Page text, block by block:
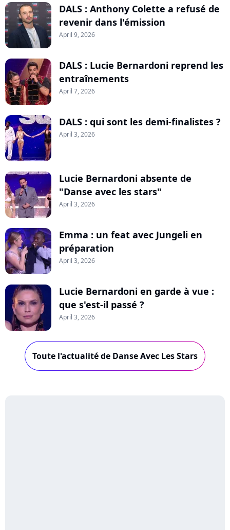
DALS : Anthony Colette a refusé de
revenir dans l'émission
April 9, 2026
DALS : Lucie Bernardoni reprend les
entraînements
April 7, 2026
DALS : qui sont les demi-finalistes ?
April 3, 2026
Lucie Bernardoni absente de
"Danse avec les stars"
April 3, 2026
Emma : un feat avec Jungeli en
préparation
April 3, 2026
Lucie Bernardoni en garde à vue :
que s'est-il passé ?
April 3, 2026
Toute l'actualité de Danse Avec Les Stars